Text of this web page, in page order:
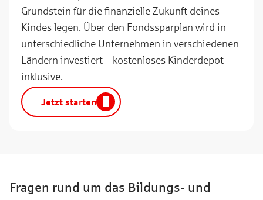
Grundstein für die finanzielle Zukunft deines
Kindes legen. Über den Fondssparplan wird in
unterschiedliche Unternehmen in verschiedenen
Ländern investiert – kostenloses Kinderdepot
inklusive.
Jetzt starten
Fragen rund um das Bildungs- und